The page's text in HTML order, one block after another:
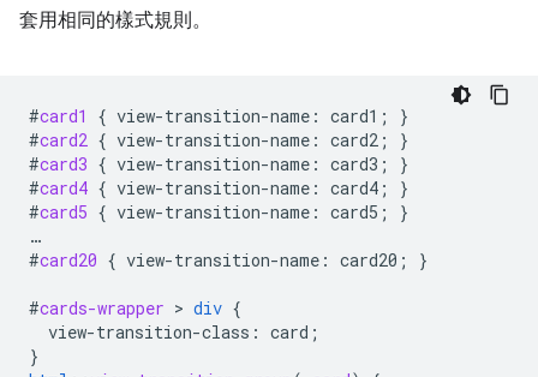
套用相同的樣式規則。
#card1 { view-transition-name : card1 ;
}
#card2 { view-transition-name : card2 ;
}
#card3 { view-transition-name : card3 ;
}
#card4 { view-transition-name : card4 ;
}
#card5 { view-transition-name : card5 ;
}
…
#card20 { view-transition-name : card20 ; }
#cards-wrapper > div {
view-transition-class : card ;
}